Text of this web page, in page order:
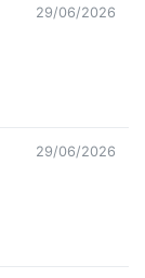
29/06/2026
29/06/2026